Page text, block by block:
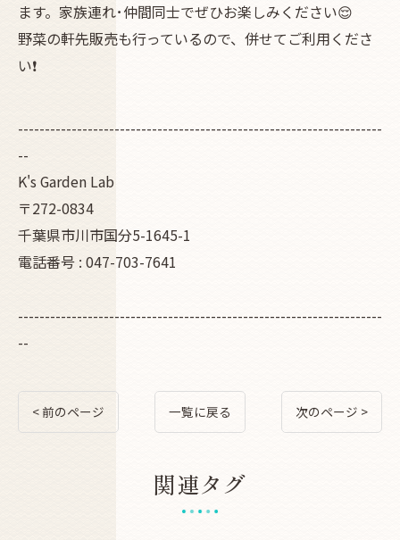
ます。家族連れ･仲間同士でぜひお楽しみください😌
野菜の軒先販売も行っているので、併せてご利用くださ
い❗
--------------------------------------------------------------------
--
K's Garden Lab
〒272-0834
千葉県市川市国分5-1645-1
電話番号 : 047-703-7641
--------------------------------------------------------------------
--
< 前のページ 一覧に戻る 次のページ >
関連タグ